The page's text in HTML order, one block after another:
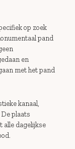
op zoek
pand
en
met het pand
kanaal,
plaats
alle dagelijkse